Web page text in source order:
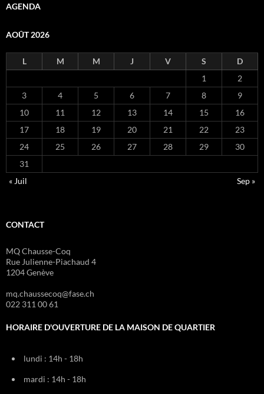
AGENDA
AOÛT 2026
L M M J V S
D
1
2
3
4 5 6 7 8
9
10
11 12 13 14 15
16
17
18 19 20 21 22
23
24
25 26 27 28 29
30
31
« Juil
Sep »
CONTACT
MQ Chausse-Coq
Rue Julienne-Piachaud 4
1204 Genève
mq.chaussecoq@fase.ch
022 311 00 61
HORAIRE D'OUVERTURE DE LA MAISON DE QUARTIER
lundi : 14h - 18h
mardi : 14h - 18h